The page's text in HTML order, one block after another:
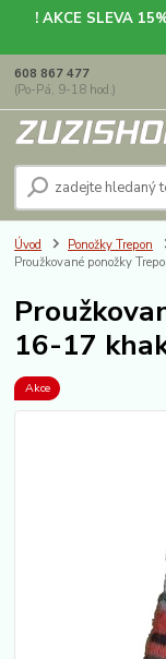
! AKCE SLEVA
608 867 477
(Po-Pá, 9-18 hod.)
Úvod Ponožky Trepon
Proužkované ponožky
16-17
Akce